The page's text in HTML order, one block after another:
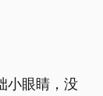
小眼睛，没